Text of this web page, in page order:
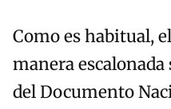
Como es habitual,
manera
del Documento